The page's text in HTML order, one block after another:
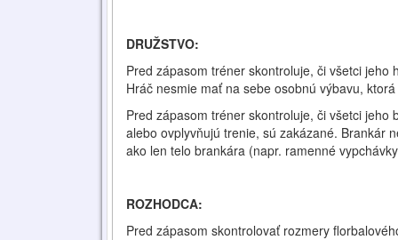
DRUŽSTVO:
Pred zápasom tréner skontroluje, či všetci
Hráč nesmie mať na sebe osobnú výbavu,
Pred zápasom tréner skontroluje, či všetci
alebo ovplyvňujú trenie, sú zakázané. Brankár
ako len telo brankára (napr. ramenné
ROZHODCA:
Pred zápasom skontrolovať rozmery